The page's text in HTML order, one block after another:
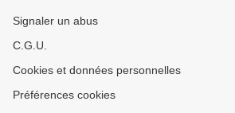
Signaler un abus
C.G.U.
Cookies et données personnelles
Préférences cookies